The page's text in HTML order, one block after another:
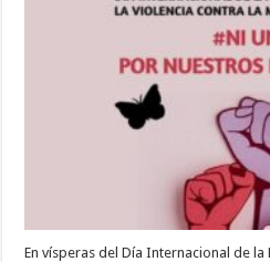
En vísperas del Día Internacional de la